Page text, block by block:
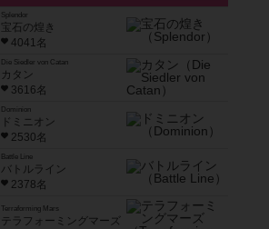
Splendor
宝石の煌き
4041名
Die Siedler von Catan
カタン
3616名
Dominion
ドミニオン
2530名
Battle Line
バトルライン
2378名
Terraforming Mars
テラフォーミングマーズ